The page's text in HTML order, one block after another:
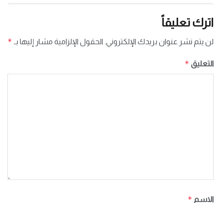
اترك تعليقاً
لن يتم نشر عنوان بريدك الإلكتروني. الحقول الإلزامية مشار إليها بـ*
التعليق*
الاسم*